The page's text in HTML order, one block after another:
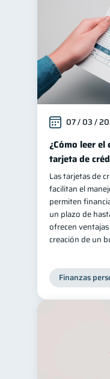
07 / 03 /
¿Cómo leer
tarjeta de
Las tarjetas de
facilitan el
permiten
un plazo de
ofrecen
creación de un
Finanzas